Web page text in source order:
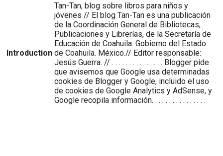
Introduction
Tan-Tan, blog sobre libros para niños y
jóvenes // El blog Tan-Tan es una publicación
de la Coordinación General de Bibliotecas,
Publicaciones y Librerías, de la Secretaría de
Educación de Coahuila. Gobierno del Estado
de Coahuila. México.// Editor responsable:
Jesús Guerra. // . . . . . . . . . . . . . . . Blogger pide
que avisemos que Google usa determinadas
cookies de Blogger y Google, incluido el uso
de cookies de Google Analytics y AdSense, y
Google recopila información. . . . . . . . . . . . . . . .